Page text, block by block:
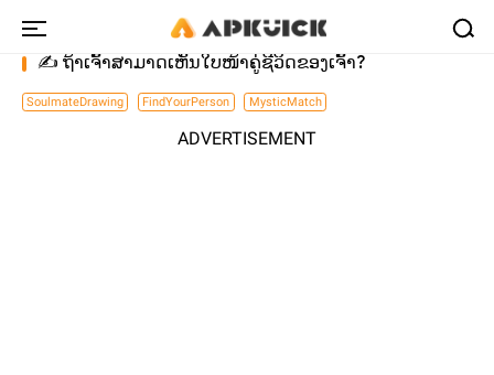
✍️ ຖ້າເຈົ້າສາມາດເຫັນໃບໜ້າຄູ່ຊີວິດຂອງເຈົ້າ?
SoulmateDrawing FindYourPerson MysticMatch
ADVERTISEMENT